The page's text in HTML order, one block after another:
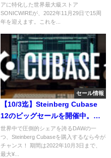
中！
アに特化した世界最大級ストア
SONICWIREが、2022年11月29日で15周
年を迎えます。これを...
セール情報
【10/3迄】Steinberg Cubase
12のビッグセールを開催中。新
規購入からアップグレードまで
最大¥25,000OFF！さらに無料プ
ラグインも！
世界中で圧倒的シェアを誇るDAWの一
つ、Steinberg Cubaseを購入するなら今が
チャンス！ 期間は2022年10月3日まで、
最大¥...